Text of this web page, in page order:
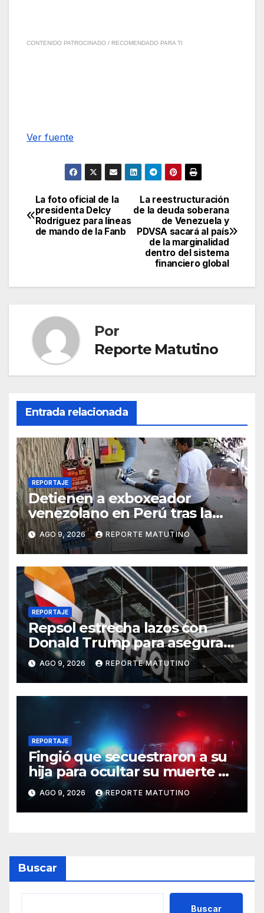
CONTENIDO PATROCINADO / RECOMENDADO PARA TI
Ver fuente
Navegación
de
La reestructuración
de la deuda soberana
de Venezuela y
PDVSA sacará al país
de la marginalidad
dentro del sistema
financiero global
La foto oficial de la
presidenta Delcy
Rodríguez para líneas
de mando de la Fanb
Por
Reporte Matutino
Entrada relacionada
REPORTAJE
Detienen a exboxeador
venezolano en Perú tras la
muerte de mototaxista
durante una riña
AGO 9, 2026 REPORTE MATUTINO
REPORTAJE
Repsol estrecha lazos con
Donald Trump para asegurar
negocios en Venezuela
AGO 9, 2026 REPORTE MATUTINO
REPORTAJE
Fingió que secuestraron a su
hija para ocultar su muerte y
así la policía descubrió el
engaño
AGO 9, 2026 REPORTE MATUTINO
Buscar
Buscar